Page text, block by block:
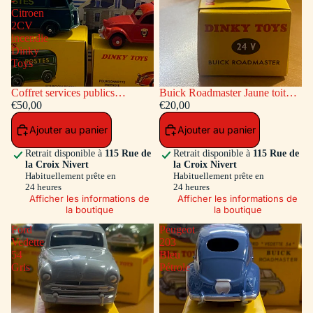
Citroen
2CV
incendie
Dinky
Toys
Coffret services publics
voitures: Peugeot Fourgon
Postal - Citroen 2CV incendie
Dinky Toys
€50,00
Ajouter au panier
Retrait disponible à 115 Rue de
la Croix Nivert
Habituellement prête en
24 heures
Afficher les informations de
la boutique
Buick Roadmaster Jaune toit
Vert
€20,00
Ajouter au panier
Retrait disponible à 115 Rue de
la Croix Nivert
Habituellement prête en
24 heures
Afficher les informations de
la boutique
Ford
Vedette
54
Gris
Peugeot
203
Bleu
Pétrole